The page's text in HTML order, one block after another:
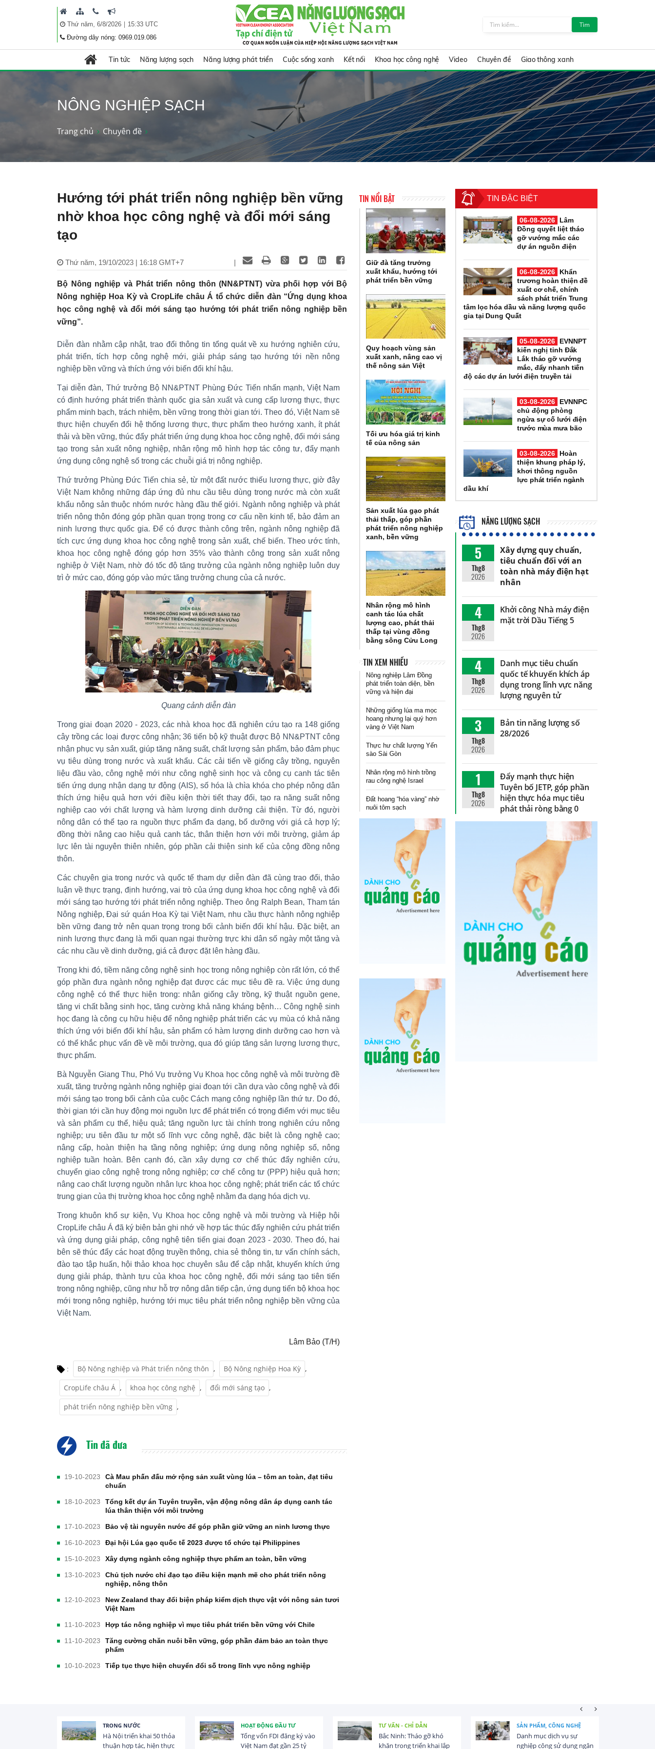
Thứ năm, 6/8/2026| 15:33 UTC
Đường dây nóng: 0969.019.086
Tìm
Tin tức Năng lượng sạch Năng lượng phát triển Cuộc sống xanh Kết nối Khoa học công nghệ Video Chuyên đề Giao thông xanh
NÔNG NGHIỆP SẠCH
Trang chủ Chuyên đề
Hướng tới phát triển nông nghiệp bền vững
nhờ khoa học công nghệ và đổi mới sáng
tạo
Thứ năm, 19/10/2023 | 16:18 GMT+7 |
Bộ Nông nghiệp và Phát triển nông thôn (NN&PTNT) vừa phối hợp với Bộ
Nông nghiệp Hoa Kỳ và CropLife châu Á tổ chức diễn đàn “Ứng dụng khoa
học công nghệ và đổi mới sáng tạo hướng tới phát triển nông nghiệp bền
vững”.
Diễn đàn nhằm cập nhật, trao đổi thông tin tổng quát về xu hướng nghiên cứu,
phát triển, tích hợp công nghệ mới, giải pháp sáng tạo hướng tới nền nông
nghiệp bền vững và thích ứng với biến đổi khí hậu.
Tại diễn đàn, Thứ trưởng Bộ NN&PTNT Phùng Đức Tiến nhấn mạnh, Việt Nam
có định hướng phát triển thành quốc gia sản xuất và cung cấp lương thực, thực
phẩm minh bạch, trách nhiệm, bền vững trong thời gian tới. Theo đó, Việt Nam sẽ
thực hiện chuyển đổi hệ thống lương thực, thực phẩm theo hướng xanh, ít phát
thải và bền vững, thúc đẩy phát triển ứng dụng khoa học công nghệ, đổi mới sáng
tạo trong sản xuất nông nghiệp, nhân rộng mô hình hợp tác công tư, đẩy mạnh
ứng dụng công nghệ số trong các chuỗi giá trị nông nghiệp.
Thứ trưởng Phùng Đức Tiến chia sẻ, từ một đất nước thiếu lương thực, giờ đây
Việt Nam không những đáp ứng đủ nhu cầu tiêu dùng trong nước mà còn xuất
khẩu nông sản thuộc nhóm nước hàng đầu thế giới. Ngành nông nghiệp và phát
triển nông thôn đóng góp phần quan trọng trong cơ cấu nền kinh tế, bảo đảm an
ninh lương thực quốc gia. Để có được thành công trên, ngành nông nghiệp đã
tích cực ứng dụng khoa học công nghệ trong sản xuất, chế biến. Theo ước tính,
khoa học công nghệ đóng góp hơn 35% vào thành công trong sản xuất nông
nghiệp ở Việt Nam, nhờ đó tốc độ tăng trưởng của ngành nông nghiệp luôn duy
trì ở mức cao, đóng góp vào mức tăng trưởng chung của cả nước.
Quang cảnh diễn đàn
Trong giai đoạn 2020 - 2023, các nhà khoa học đã nghiên cứu tạo ra 148 giống
cây trồng các loại được công nhận; 36 tiến bộ kỹ thuật được Bộ NN&PTNT công
nhận phục vụ sản xuất, giúp tăng năng suất, chất lượng sản phẩm, bảo đảm phục
vụ tiêu dùng trong nước và xuất khẩu. Các cải tiến về giống cây trồng, nguyên
liệu đầu vào, công nghệ mới như công nghệ sinh học và công cụ canh tác tiên
tiến ứng dụng nhận dạng tự động (AIS), số hóa là chìa khóa cho phép nông dân
thích ứng hiệu quả hơn với điều kiện thời tiết thay đổi, tạo ra năng suất nông
nghiệp cao với chất lượng và hàm lượng dinh dưỡng cải thiện. Từ đó, người
nông dân có thể tạo ra nguồn thực phẩm đa dạng, bổ dưỡng với giá cả hợp lý;
đồng thời nâng cao hiệu quả canh tác, thân thiện hơn với môi trường, giảm áp
lực lên tài nguyên thiên nhiên, góp phần cải thiện sinh kế của cộng đồng nông
thôn.
Các chuyên gia trong nước và quốc tế tham dự diễn đàn đã cùng trao đổi, thảo
luận về thực trạng, định hướng, vai trò của ứng dụng khoa học công nghệ và đổi
mới sáng tạo hướng tới phát triển nông nghiệp. Theo ông Ralph Bean, Tham tán
Nông nghiệp, Đại sứ quán Hoa Kỳ tại Việt Nam, nhu cầu thực hành nông nghiệp
bền vững đang trở nên quan trọng trong bối cảnh biến đổi khí hậu. Đặc biệt, an
ninh lương thực đang là mối quan ngại thường trực khi dân số ngày một tăng và
các nhu cầu về dinh dưỡng, giá cả được đặt lên hàng đầu.
Trong khi đó, tiềm năng công nghệ sinh học trong nông nghiệp còn rất lớn, có thể
góp phần đưa ngành nông nghiệp đạt được các mục tiêu đề ra. Việc ứng dụng
công nghệ có thể thực hiện trong: nhân giống cây trồng, kỹ thuật nguồn gene,
tăng vi chất bằng sinh học, tăng cường khả năng kháng bệnh… Công nghệ sinh
học đang là công cụ hữu hiệu để nông nghiệp phát triển các vụ mùa có khả năng
thích ứng với biến đổi khí hậu, sản phẩm có hàm lượng dinh dưỡng cao hơn và
có thể khắc phục vấn đề về môi trường, qua đó giúp tăng sản lượng lương thực,
thực phẩm.
Bà Nguyễn Giang Thu, Phó Vụ trưởng Vụ Khoa học công nghệ và môi trường đề
xuất, tăng trưởng ngành nông nghiệp giai đoạn tới cần dựa vào công nghệ và đổi
mới sáng tạo trong bối cảnh của cuộc Cách mạng công nghiệp lần thứ tư. Do đó,
thời gian tới cần huy động mọi nguồn lực để phát triển có trọng điểm với mục tiêu
và sản phẩm cụ thể, hiệu quả; tăng nguồn lực tài chính trong nghiên cứu nông
nghiệp; ưu tiên đầu tư một số lĩnh vực công nghệ, đặc biệt là công nghệ cao;
nâng cấp, hoàn thiện hạ tầng nông nghiệp; ứng dụng nông nghiệp số, nông
nghiệp tuần hoàn. Bên cạnh đó, cần xây dựng cơ chế thúc đẩy nghiên cứu,
chuyển giao công nghệ trong nông nghiệp; cơ chế công tư (PPP) hiệu quả hơn;
nâng cao chất lượng nguồn nhân lực khoa học công nghệ; phát triển các tổ chức
trung gian của thị trường khoa học công nghệ nhằm đa dạng hóa dịch vụ.
Trong khuôn khổ sự kiện, Vụ Khoa học công nghệ và môi trường và Hiệp hội
CropLife châu Á đã ký biên bản ghi nhớ về hợp tác thúc đẩy nghiên cứu phát triển
và ứng dụng giải pháp, công nghệ tiên tiến giai đoạn 2023 - 2030. Theo đó, hai
bên sẽ thúc đẩy các hoạt động truyền thông, chia sẻ thông tin, tư vấn chính sách,
đào tạo tập huấn, hội thảo khoa học chuyên sâu để cập nhật, khuyến khích ứng
dụng giải pháp, thành tựu của khoa học công nghệ, đổi mới sáng tạo tiên tiến
trong nông nghiệp, cũng như hỗ trợ nông dân tiếp cận, ứng dụng tiến bộ khoa học
mới trong nông nghiệp, hướng tới mục tiêu phát triển nông nghiệp bền vững của
Việt Nam.
Lâm Bảo (T/H)
: Bộ Nông nghiệp và Phát triển nông thôn , Bộ Nông nghiệp Hoa Kỳ ,
CropLife châu Á , khoa học công nghệ , đổi mới sáng tạo ,
phát triển nông nghiệp bền vững ,
Tin đã đưa
19-10-2023
Cà Mau phấn đấu mở rộng sản xuất vùng lúa – tôm an toàn, đạt tiêu
chuẩn
18-10-2023
Tổng kết dự án Tuyên truyền, vận động nông dân áp dụng canh tác
lúa thân thiện với môi trường
17-10-2023 Bảo vệ tài nguyên nước để góp phần giữ vững an ninh lương thực
16-10-2023 Đại hội Lúa gạo quốc tế 2023 được tổ chức tại Philippines
15-10-2023 Xây dựng ngành công nghiệp thực phẩm an toàn, bền vững
13-10-2023
Chủ tịch nước chỉ đạo tạo điều kiện mạnh mẽ cho phát triển nông
nghiệp, nông thôn
12-10-2023
New Zealand thay đổi biện pháp kiểm dịch thực vật với nông sản tươi
Việt Nam
11-10-2023 Hợp tác nông nghiệp vì mục tiêu phát triển bền vững với Chile
11-10-2023
Tăng cường chăn nuôi bền vững, góp phần đảm bảo an toàn thực
phẩm
10-10-2023 Tiếp tục thực hiện chuyển đổi số trong lĩnh vực nông nghiệp
TIN NỔI BẬT
Giữ đà tăng trưởng
xuất khẩu, hướng tới
phát triển bền vững
Quy hoạch vùng sản
xuất xanh, nâng cao vị
thế nông sản Việt
Tối ưu hóa giá trị kinh
tế của nông sản
Sản xuất lúa gạo phát
thải thấp, góp phần
phát triển nông nghiệp
xanh, bền vững
Nhân rộng mô hình
canh tác lúa chất
lượng cao, phát thải
thấp tại vùng đồng
bằng sông Cửu Long
TIN XEM NHIỀU
Nông nghiệp Lâm Đồng
phát triển toàn diện, bền
vững và hiện đại
Những giống lúa ma mọc
hoang nhưng lại quý hơn
vàng ở Việt Nam
Thực hư chất lượng Yến
sào Sài Gòn
Nhân rộng mô hình trồng
rau công nghệ Israel
Đất hoang “hóa vàng” nhờ
nuôi tôm sạch
TIN ĐẶC BIỆT
06-08-2026
Lâm
Đồng quyết liệt tháo
gỡ vướng mắc các
dự án nguồn điện
06-08-2026
Khẩn
trương hoàn thiện đề
xuất cơ chế, chính
sách phát triển Trung
tâm lọc hóa dầu và năng lượng quốc
gia tại Dung Quất
05-08-2026
EVNNPT
kiến nghị tỉnh Đắk
Lắk tháo gỡ vướng
mắc, đẩy nhanh tiến
độ các dự án lưới điện truyền tải
03-08-2026
EVNNPC
chủ động phòng
ngừa sự cố lưới điện
trước mùa mưa bão
03-08-2026
Hoàn
thiện khung pháp lý,
khơi thông nguồn
lực phát triển ngành
dầu khí
NĂNG LƯỢNG SẠCH
5
Thg8
2026
Xây dựng quy chuẩn,
tiêu chuẩn đối với an
toàn nhà máy điện hạt
nhân
4
Thg8
2026
Khởi công Nhà máy điện
mặt trời Dầu Tiếng 5
4
Thg8
2026
Danh mục tiêu chuẩn
quốc tế khuyến khích áp
dụng trong lĩnh vực năng
lượng nguyên tử
3
Thg8
2026
Bản tin năng lượng số
28/2026
1
Thg8
2026
Đẩy mạnh thực hiện
Tuyên bố JETP, góp phần
hiện thực hóa mục tiêu
phát thải ròng bằng 0
TRONG NƯỚC
Hà Nội triển khai 50 thỏa
thuận hợp tác, hiện thực
HOẠT ĐỘNG ĐẦU TƯ
Tổng vốn FDI đăng ký vào
Việt Nam đạt gần 25 tỷ
TƯ VẤN - CHỈ DẪN
Bắc Ninh: Tháo gỡ khó
khăn trong triển khai lắp
SẢN PHẨM, CÔNG NGHỆ
Danh mục dịch vụ sự
nghiệp công sử dụng ngân